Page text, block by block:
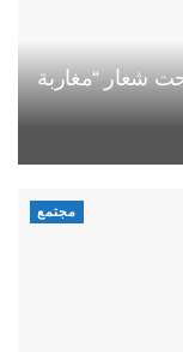
شعار “مغاربة
مجتمع